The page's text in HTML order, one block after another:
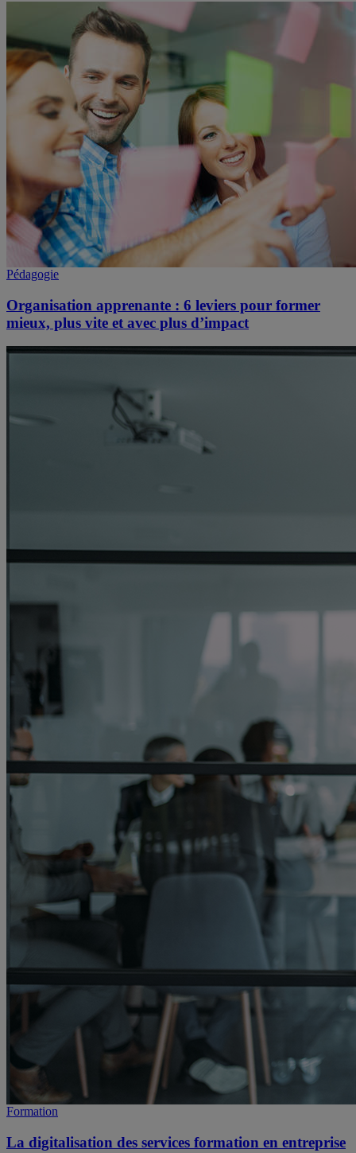
Pédagogie
Organisation apprenante : 6 leviers pour former
mieux, plus vite et avec plus d’impact
Formation
La digitalisation des services formation en entreprise